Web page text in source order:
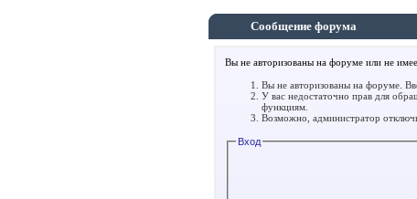
Сообщение форума
Вы не авторизованы на форуме или не
Вы не авторизованы на форуме.
У вас недостаточно прав для
функциям.
Возможно, администратор
Вход